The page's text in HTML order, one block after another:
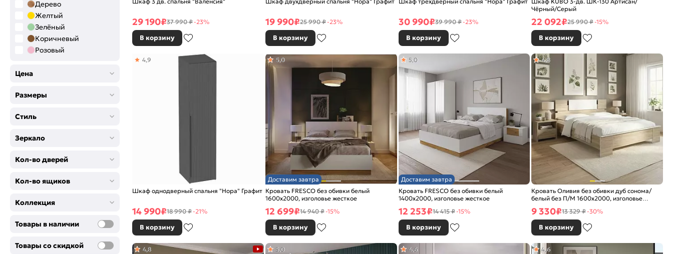
Дерево
Желтый
Зелёный
Коричневый
Розовый
Цена
Размеры
Стиль
Зеркало
Кол-во дверей
Кол-во ящиков
Коллекция
Товары в наличии
Товары со скидкой
29 190₽37 990 ₽-23%
В корзину
19 990₽25 990 ₽-23%
В корзину
30 990₽39 990 ₽-23%
В корзину
Чёрный/Серый
22 092₽25 990 ₽-15%
В корзину
Шкаф однодверный спальня "Нора" Графит
4,9
14 990₽18 990 ₽-21%
В корзину
Доставим завтра
Кровать FRESCO без обивки белый
1600x2000, изголовье жесткое
5,0
12 699₽14 940 ₽-15%
В корзину
Доставим завтра
Кровать FRESCO без обивки белый
1400x2000, изголовье жесткое
5,0
12 253₽14 415 ₽-15%
В корзину
Кровать Оливия без обивки дуб сонома/
белый без П/М 1600x2000, изголовье
4,8
9 330₽13 329 ₽-30%
В корзину
4,8 5,0 4,6 4,6